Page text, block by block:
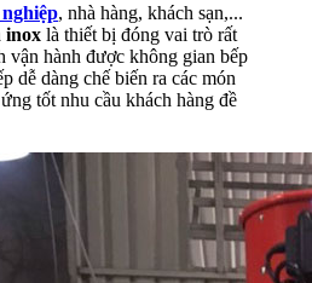
, nhà hàng, khách sạn,...
inox là thiết bị đóng vai trò rất
vận hành được không gian bếp
dễ dàng chế biến ra các món
tốt nhu cầu khách hàng đề